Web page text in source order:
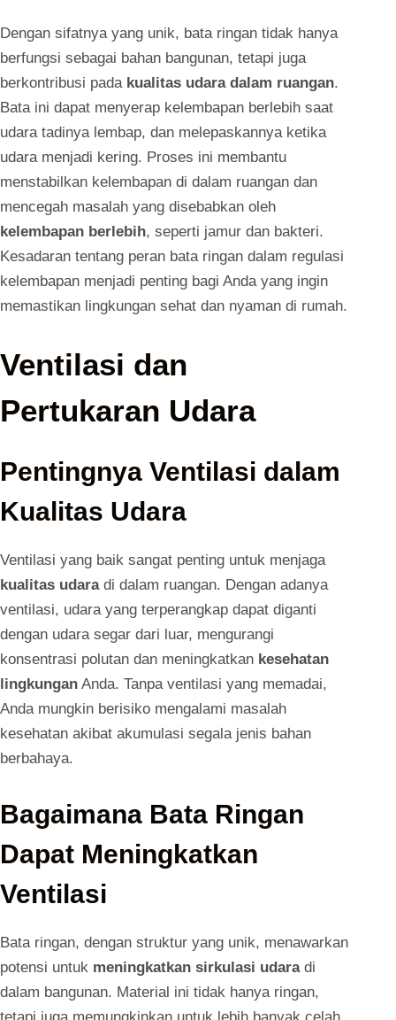
Dengan sifatnya yang unik, bata ringan tidak hanya
berfungsi sebagai bahan bangunan, tetapi juga
berkontribusi pada kualitas udara dalam ruangan.
Bata ini dapat menyerap kelembapan berlebih saat
udara tadinya lembap, dan melepaskannya ketika
udara menjadi kering. Proses ini membantu
menstabilkan kelembapan di dalam ruangan dan
mencegah masalah yang disebabkan oleh
kelembapan berlebih, seperti jamur dan bakteri.
Kesadaran tentang peran bata ringan dalam regulasi
kelembapan menjadi penting bagi Anda yang ingin
memastikan lingkungan sehat dan nyaman di rumah.
Ventilasi dan
Pertukaran Udara
Pentingnya Ventilasi dalam
Kualitas Udara
Ventilasi yang baik sangat penting untuk menjaga
kualitas udaradi dalam ruangan. Dengan adanya
ventilasi, udara yang terperangkap dapat diganti
dengan udara segar dari luar, mengurangi
konsentrasi polutan dan meningkatkan kesehatan
lingkungan Anda. Tanpa ventilasi yang memadai,
Anda mungkin berisiko mengalami masalah
kesehatan akibat akumulasi segala jenis bahan
berbahaya.
Bagaimana Bata Ringan
Dapat Meningkatkan
Ventilasi
Bata ringan, dengan struktur yang unik, menawarkan
potensi untuk meningkatkan sirkulasi udaradi
dalam bangunan. Material ini tidak hanya ringan,
tetapi juga memungkinkan untuk lebih banyak celah